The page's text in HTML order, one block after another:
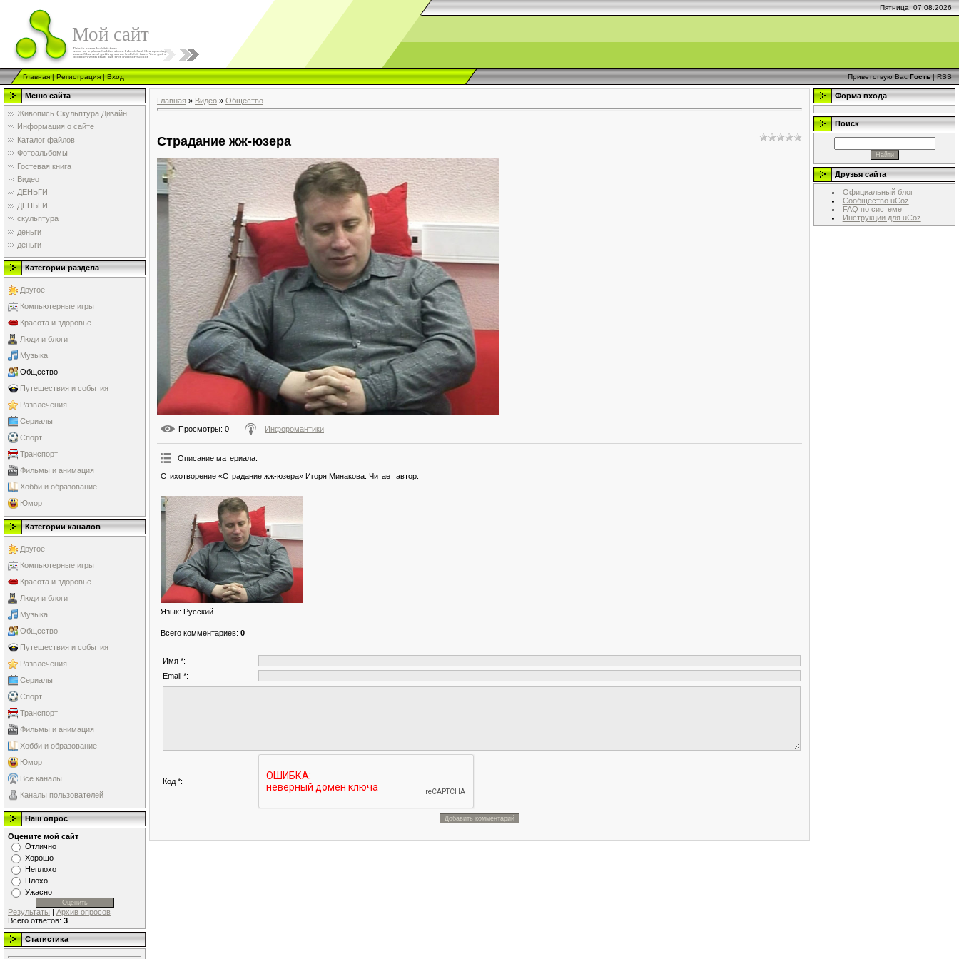
Пятница, 07.08.2026
Мой сайт
Главная|Регистрация|Вход Приветствую Вас Гость|RSS
Меню сайта
Живопись.Скульптура.Дизайн.
Информация о сайте
Каталог файлов
Фотоальбомы
Гостевая книга
Видео
ДЕНЬГИ
ДЕНЬГИ
скульптура
деньги
деньги
Категории раздела
Другое
Компьютерные игры
Красота и здоровье
Люди и блоги
Музыка
Общество
Путешествия и события
Развлечения
Сериалы
Спорт
Транспорт
Фильмы и анимация
Хобби и образование
Юмор
Категории каналов
Другое
Компьютерные игры
Красота и здоровье
Люди и блоги
Музыка
Общество
Путешествия и события
Развлечения
Сериалы
Спорт
Транспорт
Фильмы и анимация
Хобби и образование
Юмор
Все каналы
Каналы пользователей
Наш опрос
Оцените мой сайт
Отлично
Хорошо
Неплохо
Плохо
Ужасно
Результаты | Архив опросов
Всего ответов: 3
Статистика
Главная » Видео » Общество
Страдание жж-юзера
Просмотры: 0 Инфоромантики
Описание материала:
Стихотворение «Страдание жж-юзера» Игоря Минакова. Читает автор.
Язык: Русский
Всего комментариев: 0
Имя *:
Email *:
Код *:
Форма входа
Поиск
Друзья сайта
Официальный блог
Сообщество uCoz
FAQ по системе
Инструкции для uCoz